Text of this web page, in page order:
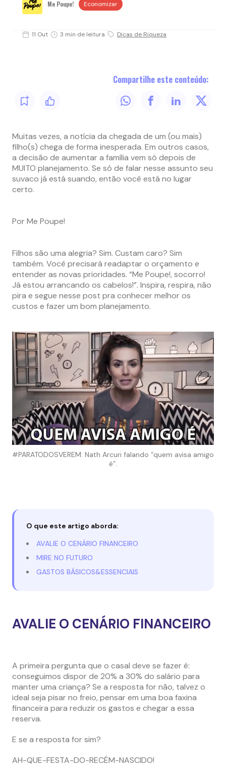
Me Poupe! Economizar
11 Out 3 min de leitura Dicas de Riqueza
Compartilhe este conteúdo:
Muitas vezes, a notícia da chegada de um (ou mais)
filho(s) chega de forma inesperada. Em outros casos,
a decisão de aumentar a família vem só depois de
MUITO planejamento. Se só de falar nesse assunto seu
suvaco já está suando, então você está no lugar
certo.
Por Me Poupe!
Filhos são uma alegria? Sim. Custam caro? Sim
também. Você precisará readaptar o orçamento e
entender as novas prioridades. “Me Poupe!, socorro!
Já estou arrancando os cabelos!”. Inspira, respira, não
pira e segue nesse post pra conhecer melhor os
custos e fazer um bom planejamento.
#PARATODOSVEREM: Nath Arcuri falando “quem avisa amigo
é”.
O que este artigo aborda:
AVALIE O CENÁRIO FINANCEIRO
MIRE NO FUTURO
GASTOS BÁSICOS&ESSENCIAIS
AVALIE O CENÁRIO FINANCEIRO
A primeira pergunta que o casal deve se fazer é:
conseguimos dispor de 20% a 30% do salário para
manter uma criança? Se a resposta for não, talvez o
ideal seja pisar no freio, pensar em uma boa faxina
financeira para reduzir os gastos e chegar a essa
reserva.
E se a resposta for sim?
AH-QUE-FESTA-DO-RECÉM-NASCIDO!